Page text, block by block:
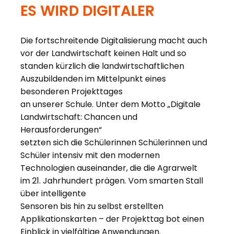
ES WIRD DIGITALER
Die fortschreitende Digitalisierung macht auch
vor der Landwirtschaft keinen Halt und so
standen kürzlich die landwirtschaftlichen
Auszubildenden im Mittelpunkt eines
besonderen Projekttages
an unserer Schule. Unter dem Motto „Digitale
Landwirtschaft: Chancen und
Herausforderungen“
setzten sich die Schülerinnen Schülerinnen und
Schüler intensiv mit den modernen
Technologien auseinander, die die Agrarwelt
im 21. Jahrhundert prägen. Vom smarten Stall
über intelligente
Sensoren bis hin zu selbst erstellten
Applikationskarten – der Projekttag bot einen
Einblick in vielfältige Anwendungen.